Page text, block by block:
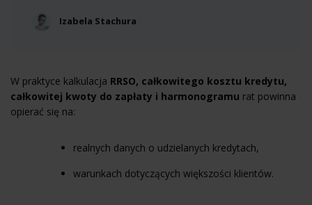
Izabela Stachura
W praktyce kalkulacja RRSO, całkowitego kosztu kredytu,
całkowitej kwoty do zapłaty i harmonogramu rat powinna
opierać się na:
realnych danych o udzielanych kredytach,
warunkach dotyczących większości klientów.